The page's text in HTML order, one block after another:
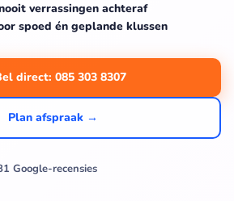
verrassingen achteraf
spoed én geplande klussen
direct: 085 303 8307
Plan afspraak →
Google-recensies